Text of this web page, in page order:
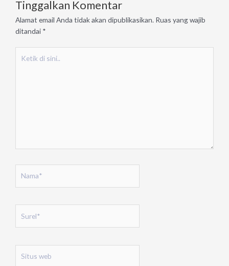
Tinggalkan Komentar
Alamat email Anda tidak akan dipublikasikan. Ruas yang wajib
ditandai *
web